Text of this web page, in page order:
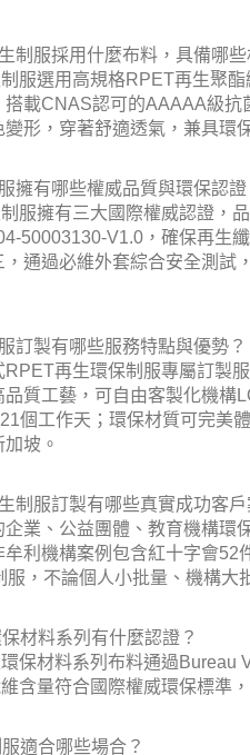
制服採用什麼布料，具備哪些
服選用高規格RPET再生聚
載CNAS認可的AAAAA級
形，穿著舒適透氣，兼具環
擁有哪些權威品質與環保認證
服擁有三大國際權威認證，
50003130-V1.0，確保再生
通過必維外套綜合安全測試
訂製有哪些服務特點與優勢？
RPET再生環保制服專屬訂製
質工藝，可自由客製化機構
個工作天；環保材質可完美
坡。
制服訂製有哪些真實成功客戶
企業、公益團體、教育機構環
利機構案例包含紅十字會
服，不論個人小批量、機構大
材料系列有什麼認證？
保材料系列布料通過Bureau
含量符合國際權威環保標準
適合哪些場合？